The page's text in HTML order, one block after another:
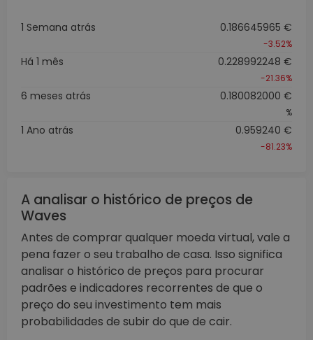
1 Semana atrás 0.186645965 €
-3.52%
Há 1 mês 0.228992248 €
-21.36%
6 meses atrás 0.180082000 €
%
1 Ano atrás 0.959240 €
-81.23%
A analisar o histórico de preços de
Waves
Antes de comprar qualquer moeda virtual, vale a
pena fazer o seu trabalho de casa. Isso significa
analisar o histórico de preços para procurar
padrões e indicadores recorrentes de que o
preço do seu investimento tem mais
probabilidades de subir do que de cair.